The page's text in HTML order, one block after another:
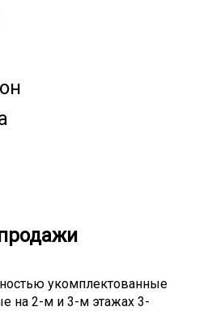
укомплектованные
на 2-м и 3-м этажах 3-